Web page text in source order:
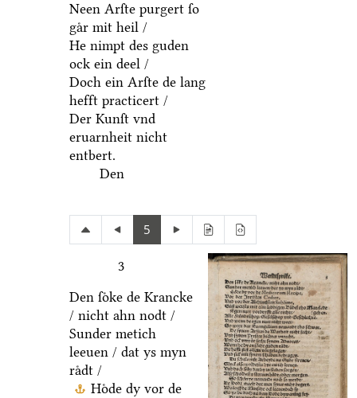
Neen Arſte purgert ſo
gaͤr mit heil /
He nimpt des guden
ock ein deel /
Doch ein Arſte de lang
hefft practicert /
Der Kunſt vnd
eruarnheit nicht
entbert.
Den
5
3
Den ſoͤke de Krancke
/ nicht ahn nodt /
Sunder metich
leeuen / dat ys myn
raͤdt /
Hoͤde dy vor de